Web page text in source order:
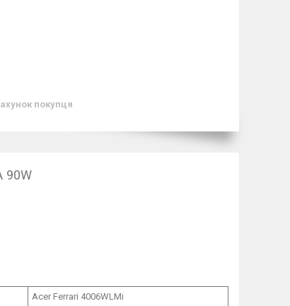
покупця
90W
Acer Ferrari 4006WLMi